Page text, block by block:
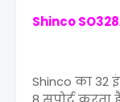
Shinco
Shinco का 32